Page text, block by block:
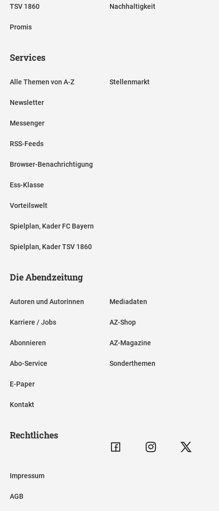
TSV 1860
Promis
Nachhaltigkeit
Services
Alle Themen von A-Z
Newsletter
Messenger
RSS-Feeds
Browser-Benachrichtigung
Ess-Klasse
Vorteilswelt
Spielplan, Kader FC Bayern
Spielplan, Kader TSV 1860
Stellenmarkt
Die Abendzeitung
Autoren und Autorinnen
Karriere / Jobs
Abonnieren
Abo-Service
E-Paper
Kontakt
Mediadaten
AZ-Shop
AZ-Magazine
Sonderthemen
Rechtliches
Impressum
AGB